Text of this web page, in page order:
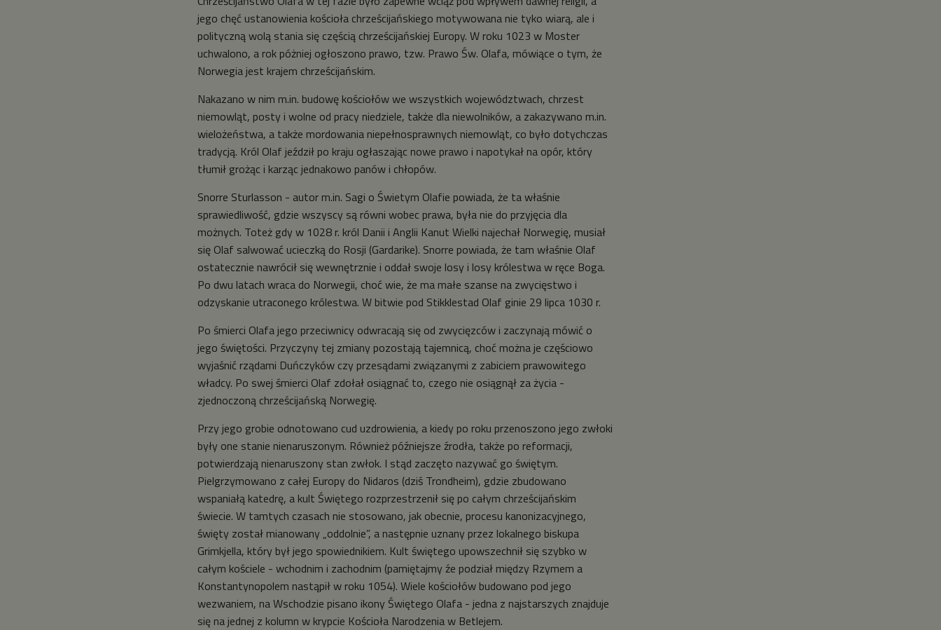
jego chęć ustanowienia kościoła chrześcijańskiego motywowana nie tyko wiarą, ale i
polityczną wolą stania się częścią chrześcijańskiej Europy. W roku 1023 w Moster
uchwalono, a rok póżniej ogłoszono prawo, tzw. Prawo Św. Olafa, mówiące o tym, że
Norwegia jest krajem chrześcijańskim.
Nakazano w nim m.in. budowę kościołów we wszystkich województwach, chrzest
niemowląt, posty i wolne od pracy niedziele, także dla niewolników, a zakazywano m.in.
wielożeństwa, a także mordowania niepełnosprawnych niemowląt, co było dotychczas
tradycją. Król Olaf jeździł po kraju ogłaszając nowe prawo i napotykał na opór, który
tłumił grożąc i karząc jednakowo panów i chłopów.
Snorre Sturlasson - autor m.in. Sagi o Świetym Olafie powiada, że ta właśnie
sprawiedliwość, gdzie wszyscy są równi wobec prawa, była nie do przyjęcia dla
możnych. Toteż gdy w 1028 r. król Danii i Anglii Kanut Wielki najechał Norwegię, musiał
się Olaf salwować ucieczką do Rosji (Gardarike). Snorre powiada, że tam właśnie Olaf
ostatecznie nawrócił się wewnętrznie i oddał swoje losy i losy królestwa w ręce Boga.
Po dwu latach wraca do Norwegii, choć wie, że ma małe szanse na zwycięstwo i
odzyskanie utraconego królestwa. W bitwie pod Stikklestad Olaf ginie 29 lipca 1030 r.
Po śmierci Olafa jego przeciwnicy odwracają się od zwycięzców i zaczynają mówić o
jego świętości. Przyczyny tej zmiany pozostają tajemnicą, choć można je częściowo
wyjaśnić rządami Duńczyków czy przesądami związanymi z zabiciem prawowitego
władcy. Po swej śmierci Olaf zdołał osiągnać to, czego nie osiągnął za życia -
zjednoczoną chrześcijańską Norwegię.
Przy jego grobie odnotowano cud uzdrowienia, a kiedy po roku przenoszono jego zwłoki
były one stanie nienaruszonym. Również późniejsze źrodła, także po reformacji,
potwierdzają nienaruszony stan zwłok. I stąd zaczęto nazywać go świętym.
Pielgrzymowano z całej Europy do Nidaros (dziś Trondheim), gdzie zbudowano
wspaniałą katedrę, a kult Świętego rozprzestrzenił się po całym chrześcijańskim
świecie. W tamtych czasach nie stosowano, jak obecnie, procesu kanonizacyjnego,
święty został mianowany „oddolnie”, a następnie uznany przez lokalnego biskupa
Grimkjella, który był jego spowiednikiem. Kult świętego upowszechnił się szybko w
całym kościele - wchodnim i zachodnim (pamiętajmy źe podział między Rzymem a
Konstantynopolem nastąpił w roku 1054). Wiele kościołów budowano pod jego
wezwaniem, na Wschodzie pisano ikony Świętego Olafa - jedna z najstarszych znajduje
się na jednej z kolumn w krypcie Kościoła Narodzenia w Betlejem.